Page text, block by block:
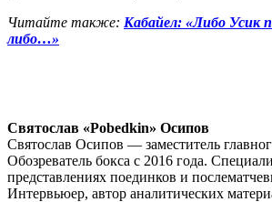
Читайте также: Кабайел: «Либо Усик
либо…»
Святослав «Pobedkin» Осипов
Святослав Осипов — заместитель
Обозреватель бокса с 2016 года.
представлениях поединков и
Интервьюер, автор аналитических